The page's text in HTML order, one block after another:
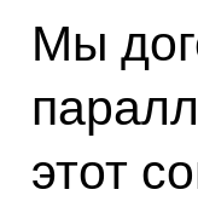
Мы
этот